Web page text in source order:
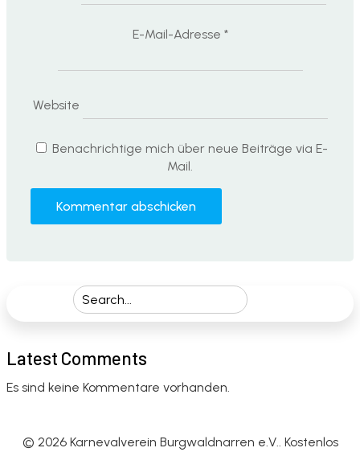
E-Mail-Adresse *
Website
Benachrichtige mich über neue Beiträge via E-
Mail.
Latest Comments
Es sind keine Kommentare vorhanden.
© 2026 Karnevalverein Burgwaldnarren e.V.. Kostenlos